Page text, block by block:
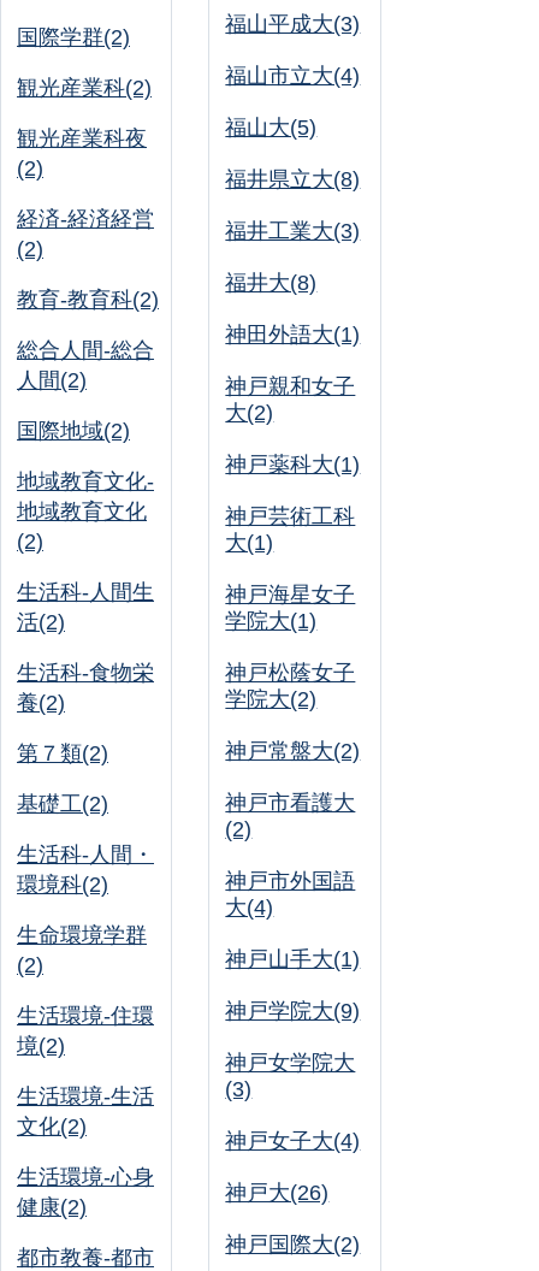
国際学群(2)
観光産業科(2)
観光産業科夜
(2)
経済-経済経営
(2)
教育-教育科(2)
総合人間-総合
人間(2)
国際地域(2)
地域教育文化-
地域教育文化
(2)
生活科-人間生
活(2)
生活科-食物栄
養(2)
第７類(2)
基礎工(2)
生活科-人間・
環境科(2)
生命環境学群
(2)
生活環境-住環
境(2)
生活環境-生活
文化(2)
生活環境-心身
健康(2)
都市教養-都市
福山平成大(3)
福山市立大(4)
福山大(5)
福井県立大(8)
福井工業大(3)
福井大(8)
神田外語大(1)
神戸親和女子
大(2)
神戸薬科大(1)
神戸芸術工科
大(1)
神戸海星女子
学院大(1)
神戸松蔭女子
学院大(2)
神戸常盤大(2)
神戸市看護大
(2)
神戸市外国語
大(4)
神戸山手大(1)
神戸学院大(9)
神戸女学院大
(3)
神戸女子大(4)
神戸大(26)
神戸国際大(2)